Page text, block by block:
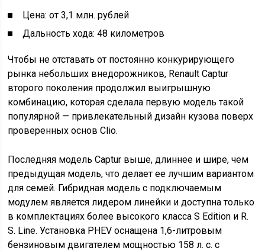
Цена: от 3,1 млн. рублей
Дальность хода: 48 километров
Чтобы не отставать от постоянно конкурирующего
рынка небольших внедорожников, Renault Captur
второго поколения продолжил выигрышную
комбинацию, которая сделала первую модель такой
популярной — привлекательный дизайн кузова поверх
проверенных основ Clio.
Последняя модель Captur выше, длиннее и шире, чем
предыдущая модель, что делает ее лучшим вариантом
для семей. Гибридная модель с подключаемым
модулем является лидером линейки и доступна только
в комплектациях более высокого класса S Edition и R.
S. Line. Установка PHEV оснащена 1,6-литровым
бензиновым двигателем мощностью 158 л. с. с